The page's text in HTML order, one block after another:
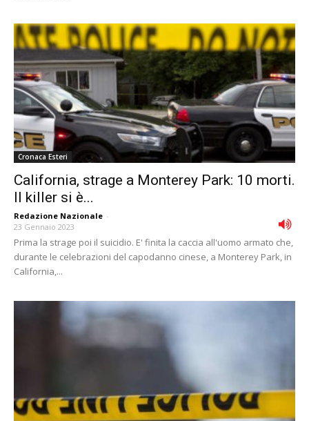
Cronaca Esteri
California, strage a Monterey Park: 10 morti.
Il killer si è...
Redazione Nazionale -
23 Gennaio 2023
Prima la strage poi il suicidio. E' finita la caccia all'uomo armato che,
durante le celebrazioni del capodanno cinese, a Monterey Park, in
California,...